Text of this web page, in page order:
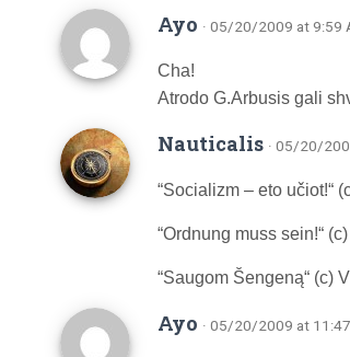
Ayo · 05/20/2009 at 9:59
Cha!
Atrodo G.Arbusis gali
Nauticalis · 05/20/
“Socializm – eto učiot!“
“Ordnung muss sein!“
“Saugom Šengeną“ (c)
Ayo · 05/20/2009 at